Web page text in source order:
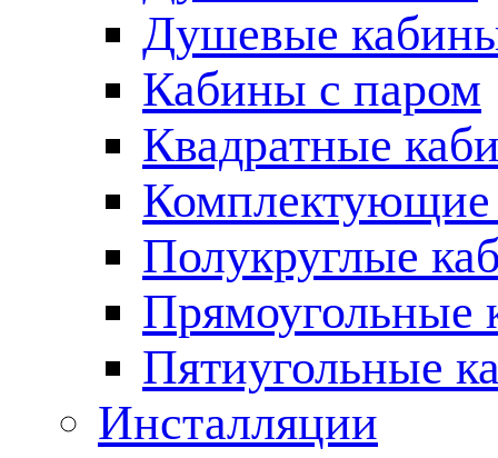
Душевые
Кабины с паром
Квадратные
Комплектующие
Полукруглые
Прямоугольные
Пятиугольные
Инсталляции